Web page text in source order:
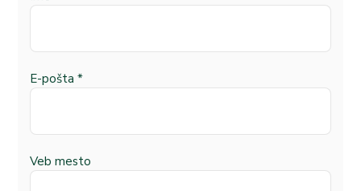
E-pošta *
Veb mesto